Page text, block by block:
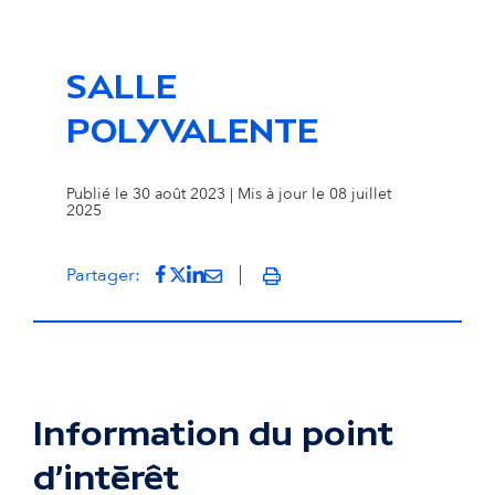
SALLE
POLYVALENTE
Publié le 30 août 2023 | Mis à jour le 08 juillet
2025
Partager: Partager sur Facebook
(s'ouvre dans un nouvel onglet)
Partager sur Twitter
(s'ouvre dans un nouvel onglet)
Partager sur LinkedIn
(s'ouvre dans un nouvel onglet)
Partager par mail
(s'ouvre dans un nouvel
Imprimer
Information du point
d'intérêt